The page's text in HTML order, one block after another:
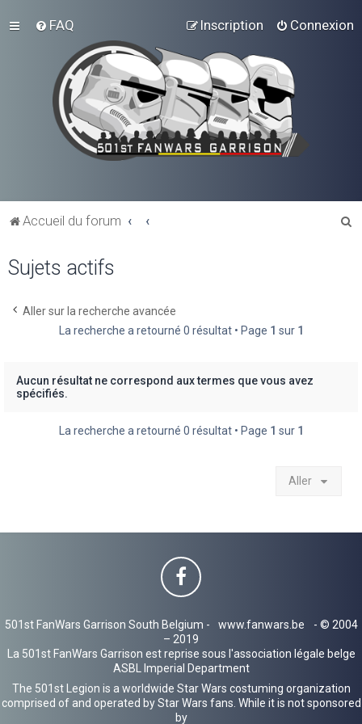
FAQ Connexion
Inscription
Accueil du forum
Sujets actifs
Aller sur la recherche avancée
La recherche a retourné 0 résultat • Page 1 sur 1
Aucun résultat ne correspond aux termes que vous avez
spécifiés.
La recherche a retourné 0 résultat • Page 1 sur 1
Aller
501st FanWars Garrison South Belgium - www.fanwars.be
- © 2004
– 2019
La 501st FanWars Garrison est reprise sous l'association légale belge
ASBL Imperial Department
The 501st Legion is a worldwide Star Wars costuming organization
comprised of and operated by Star Wars fans. While it is not sponsored
by